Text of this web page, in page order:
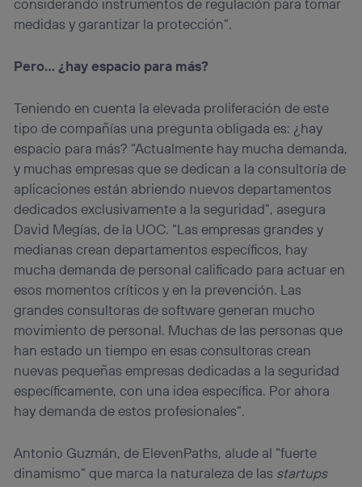
considerando instrumentos de regulación para tomar
medidas y garantizar la protección”.
Pero… ¿hay espacio para más?
Teniendo en cuenta la elevada proliferación de este
tipo de compañías una pregunta obligada es: ¿hay
espacio para más? “Actualmente hay mucha demanda,
y muchas empresas que se dedican a la consultoría de
aplicaciones están abriendo nuevos departamentos
dedicados exclusivamente a la seguridad”, asegura
David Megías, de la UOC. “Las empresas grandes y
medianas crean departamentos específicos, hay
mucha demanda de personal calificado para actuar en
esos momentos críticos y en la prevención. Las
grandes consultoras de software generan mucho
movimiento de personal. Muchas de las personas que
han estado un tiempo en esas consultoras crean
nuevas pequeñas empresas dedicadas a la seguridad
específicamente, con una idea específica. Por ahora
hay demanda de estos profesionales”.
Antonio Guzmán, de ElevenPaths, alude al “fuerte
dinamismo” que marca la naturaleza de las startups